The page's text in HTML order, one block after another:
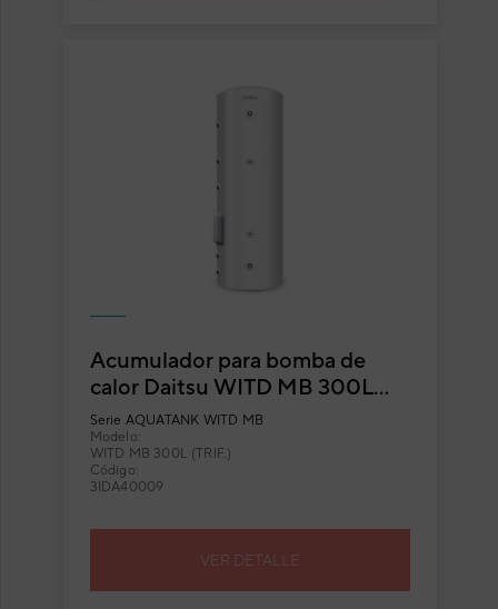
Acumulador para bomba de
calor Daitsu WITD MB 300L
36-54T
Serie AQUATANK WITD MB
Modelo:
WITD MB 300L (TRIF.)
Código:
3IDA40009
VER DETALLE